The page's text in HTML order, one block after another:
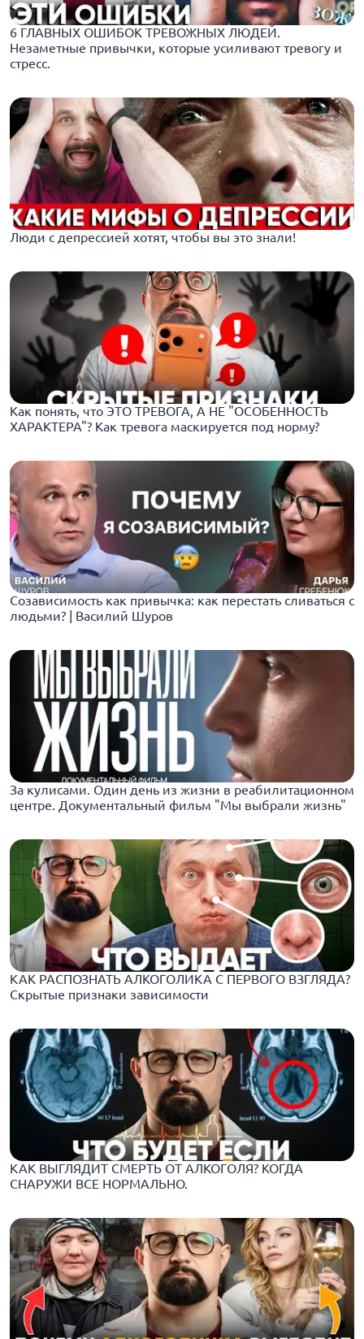
6 ГЛАВНЫХ ОШИБОК ТРЕВОЖНЫХ ЛЮДЕЙ.
Незаметные привычки, которые усиливают тревогу и
стресс.
Люди с депрессией хотят, чтобы вы это знали!
Как понять, что ЭТО ТРЕВОГА, А НЕ "ОСОБЕННОСТЬ
ХАРАКТЕРА"? Как тревога маскируется под норму?
Созависимость как привычка: как перестать сливаться с
людьми? | Василий Шуров
За кулисами. Один день из жизни в реабилитационном
центре. Документальный фильм "Мы выбрали жизнь"
КАК РАСПОЗНАТЬ АЛКОГОЛИКА С ПЕРВОГО ВЗГЛЯДА?
Скрытые признаки зависимости
КАК ВЫГЛЯДИТ СМЕРТЬ ОТ АЛКОГОЛЯ? КОГДА
СНАРУЖИ ВСЕ НОРМАЛЬНО.